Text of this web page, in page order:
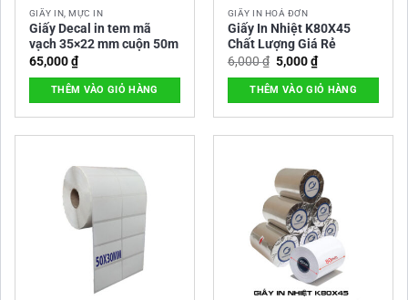
– Bề mặt giấy mịn, nhẵn, không bụi giấy, giúp tăng
tuổi thọ đầu in.
– In rất rõ nét bởi độ cảm nhiệt đồng đều.
GIẤY IN, MỰC IN
Giấy Decal in tem mã
vạch 35×22 mm cuộn 50m
65,000₫
THÊM VÀO GIỎ HÀNG
GIẤY IN HOÁ ĐƠN
Giấy In Nhiệt K80X45
Chất Lượng Giá Rẻ
6,000₫ Giá
gốc
là:
6,000 ₫.
5,000₫Giá
hiện
tại
là:
5,000 ₫.
THÊM VÀO GIỎ HÀNG